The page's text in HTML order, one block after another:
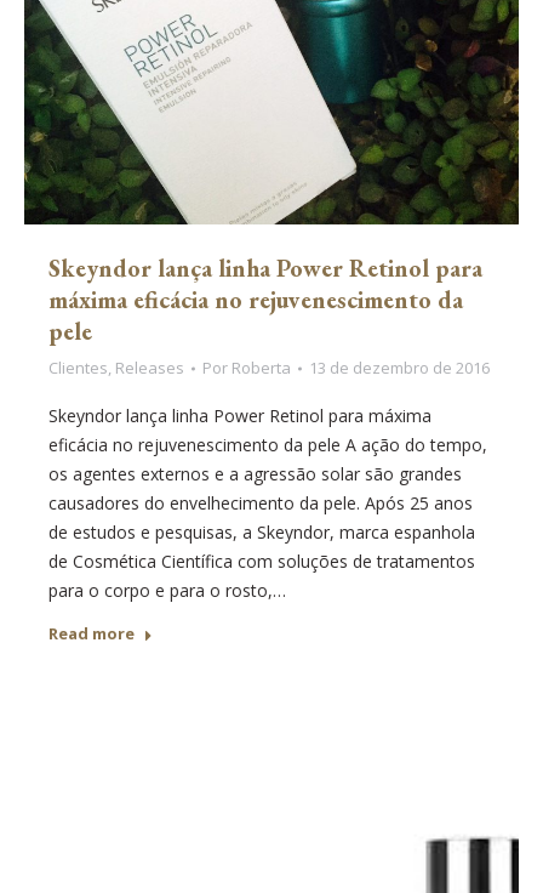
Skeyndor lança linha Power Retinol para
máxima eficácia no rejuvenescimento da
pele
Clientes, Releases Por Roberta 13 de dezembro de 2016
Skeyndor lança linha Power Retinol para máxima
eficácia no rejuvenescimento da pele A ação do tempo,
os agentes externos e a agressão solar são grandes
causadores do envelhecimento da pele. Após 25 anos
de estudos e pesquisas, a Skeyndor, marca espanhola
de Cosmética Científica com soluções de tratamentos
para o corpo e para o rosto,…
Read more